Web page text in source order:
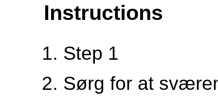
Instructions
Step 1
Sørg for at